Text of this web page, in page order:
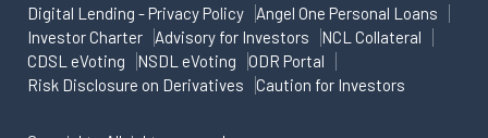
Digital Lending - Privacy Policy
Angel One Personal Loans
Investor Charter
Advisory for Investors
NCL Collateral
CDSL eVoting
NSDL eVoting
ODR Portal
Risk Disclosure on Derivatives
Caution for Investors